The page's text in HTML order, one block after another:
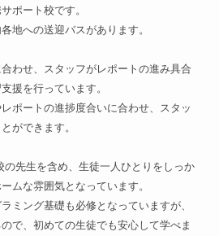
ポート校です。
地への送迎バスがあります。
わせ、スタッフがレポートの進み具合
援を行っています。
ポートの進捗度合いに合わせ、スタッ
ができます。
の先生を含め、生徒一人ひとりをしっか
ムな雰囲気となっています。
ミング基礎も必修となっていますが、
で、初めての生徒でも安心して学べま